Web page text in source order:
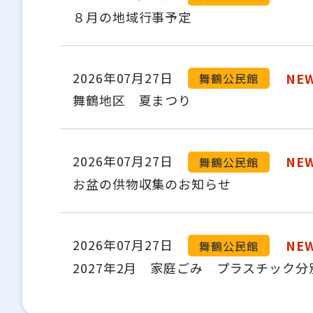
８月の地域行事予定
2026年07月27日 舞鶴公民館
舞鶴地区 夏まつり
2026年07月27日 舞鶴公民館
お盆の供物収集のお知らせ
2026年07月27日 舞鶴公民館
2027年2月 家庭ごみ プラスチック分